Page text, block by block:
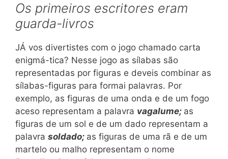
Os primeiros escritores eram
guarda-livros
JÁ vos divertistes com o jogo chamado carta
enigmá-tica? Nesse jogo as sílabas são
representadas por figuras e deveis combinar as
sílabas-figuras para formai palavras. Por
exemplo, as figuras de uma onda e de um fogo
aceso representam a palavra vagalume; as
figuras de um sol e de um dado representam a
palavra soldado; as figuras de uma rã e de um
martelo ou malho representam o nome